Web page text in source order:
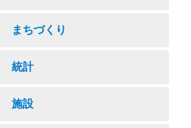
まちづくり
統計
施設